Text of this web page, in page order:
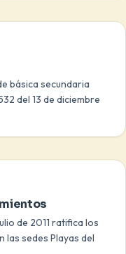
básica secundaria
del 13 de diciembre
de 2011 ratifica los
sedes Playas del